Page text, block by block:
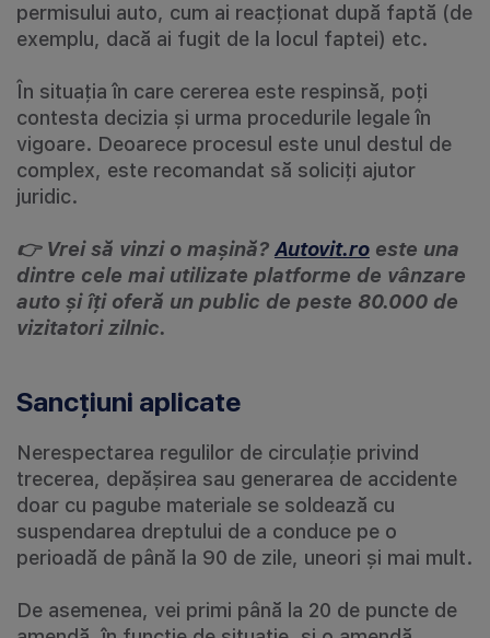
permisului auto, cum ai reacționat după faptă (de
exemplu, dacă ai fugit de la locul faptei) etc.
În situația în care cererea este respinsă, poți
contesta decizia și urma procedurile legale în
vigoare. Deoarece procesul este unul destul de
complex, este recomandat să soliciți ajutor
juridic.
👉 Vrei să vinzi o mașină? Autovit.ro este una
dintre cele mai utilizate platforme de vânzare
auto și îți oferă un public de peste 80.000 de
vizitatori zilnic.
Sancțiuni aplicate
Nerespectarea regulilor de circulație privind
trecerea, depășirea sau generarea de accidente
doar cu pagube materiale se soldează cu
suspendarea dreptului de a conduce pe o
perioadă de până la 90 de zile, uneori și mai mult.
De asemenea, vei primi până la 20 de puncte de